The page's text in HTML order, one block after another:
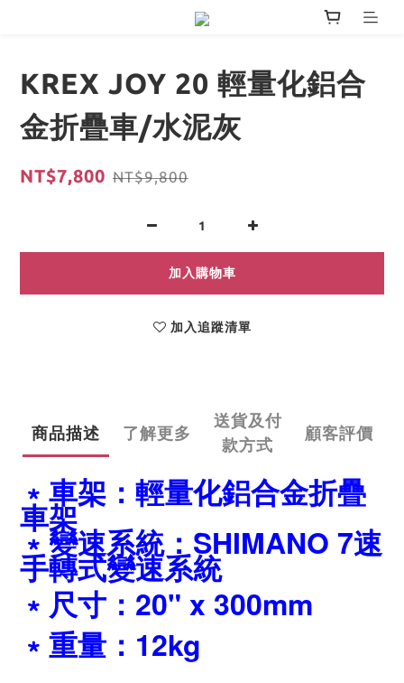
KREX JOY 20 輕量化鋁合
金折疊車/水泥灰
NT$7,800 NT$9,800
加入購物車
加入追蹤清單
商品描述 了解更多
送貨及付
款方式
顧客評價
﹡ 車架：輕量化鋁合金折疊
車架
﹡變速系統：SHIMANO 7速
手轉式變速系統
﹡尺寸：20" x 300mm
﹡重量：12kg